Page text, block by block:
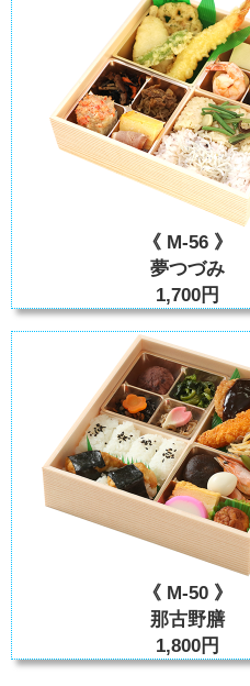
《 M-56 》
夢つづみ
1,700円
《 M-50 》
那古野膳
1,800円